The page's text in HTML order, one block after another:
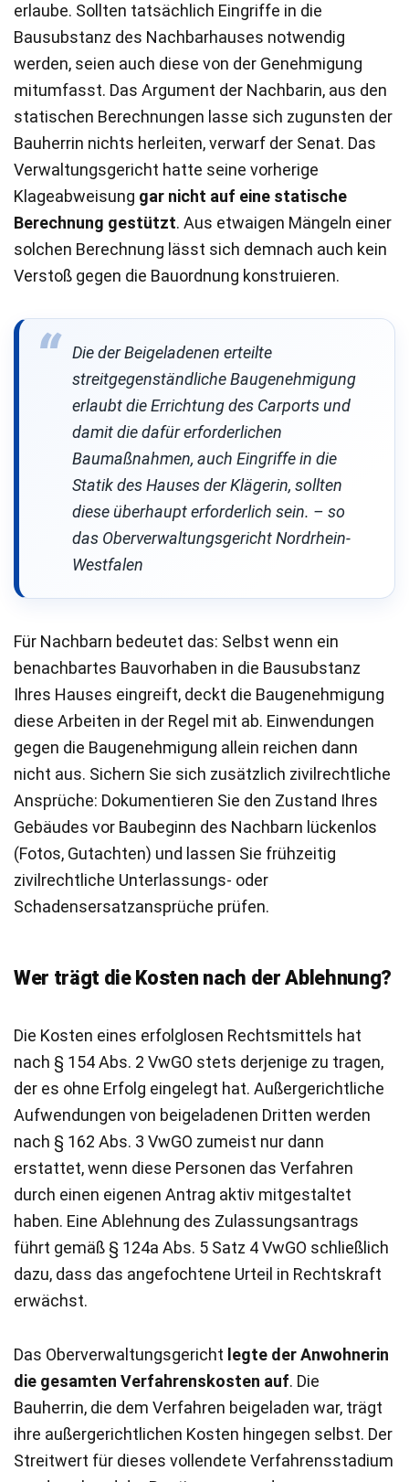
erlaube. Sollten tatsächlich Eingriffe in die
Bausubstanz des Nachbarhauses notwendig
werden, seien auch diese von der Genehmigung
mitumfasst. Das Argument der Nachbarin, aus den
statischen Berechnungen lasse sich zugunsten der
Bauherrin nichts herleiten, verwarf der Senat. Das
Verwaltungsgericht hatte seine vorherige
Klageabweisung gar nicht auf eine statische
Berechnung gestützt. Aus etwaigen Mängeln einer
solchen Berechnung lässt sich demnach auch kein
Verstoß gegen die Bauordnung konstruieren.
Die der Beigeladenen erteilte
streitgegenständliche Baugenehmigung
erlaubt die Errichtung des Carports und
damit die dafür erforderlichen
Baumaßnahmen, auch Eingriffe in die
Statik des Hauses der Klägerin, sollten
diese überhaupt erforderlich sein. – so
das Oberverwaltungsgericht Nordrhein-
Westfalen
Für Nachbarn bedeutet das: Selbst wenn ein
benachbartes Bauvorhaben in die Bausubstanz
Ihres Hauses eingreift, deckt die Baugenehmigung
diese Arbeiten in der Regel mit ab. Einwendungen
gegen die Baugenehmigung allein reichen dann
nicht aus. Sichern Sie sich zusätzlich zivilrechtliche
Ansprüche: Dokumentieren Sie den Zustand Ihres
Gebäudes vor Baubeginn des Nachbarn lückenlos
(Fotos, Gutachten) und lassen Sie frühzeitig
zivilrechtliche Unterlassungs- oder
Schadensersatzansprüche prüfen.
Wer trägt die Kosten nach der Ablehnung?
Die Kosten eines erfolglosen Rechtsmittels hat
nach § 154 Abs. 2 VwGO stets derjenige zu tragen,
der es ohne Erfolg eingelegt hat. Außergerichtliche
Aufwendungen von beigeladenen Dritten werden
nach § 162 Abs. 3 VwGO zumeist nur dann
erstattet, wenn diese Personen das Verfahren
durch einen eigenen Antrag aktiv mitgestaltet
haben. Eine Ablehnung des Zulassungsantrags
führt gemäß § 124a Abs. 5 Satz 4 VwGO schließlich
dazu, dass das angefochtene Urteil in Rechtskraft
erwächst.
Das Oberverwaltungsgericht legte der Anwohnerin
die gesamten Verfahrenskosten auf. Die
Bauherrin, die dem Verfahren beigeladen war, trägt
ihre außergerichtlichen Kosten hingegen selbst. Der
Streitwert für dieses vollendete Verfahrensstadium